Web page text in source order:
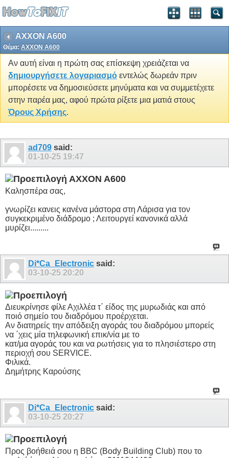
AXXON A600
Θέμα: AXXON A600
Αν αυτή είναι η πρώτη σας επίσκεψη χρειάζεται να
δημιουργήσετε λογαριασμό εντελώς δωρεάν πριν
μπορέσετε να δημοσιεύσετε μηνύματα και να συμμετέχετε
στην παρέα μας, αφού πρώτα ρίξετε μια ματιά στους
Όρους Χρήσης.
ad709 said:
01-10-25 19:47
AXXON A600
Καλησπέρα σας,
γνωρίζει κανεις κανένα μάστορα στη Λάρισα για τον
συγκεκριμένο διάδρομο ; Λειτουργεί κανονικά αλλά
μυρίζει.........
Di*Ca_Electronic said:
03-10-25 20:20
Διευκρίνησε φίλε Αχιλλέα τ΄ είδος της μυρωδιάς και από
ποιό σημείο του διαδρόμου προέρχεται.
Αν διατηρείς την απόδειξη αγοράς του διαδρόμου μπορείς
να ΄χεις μία τηλεφωνική επικ/νία με το
κατ/μα αγοράς του και να ρωτήσεις για το πλησιέστερο στη
περιοχή σου SERVICE.
Φιλικά.
Δημήτρης Καρούσης
Di*Ca_Electronic said:
03-10-25 20:27
Προς βοήθειά σου η BBC (Body Building Club) που το